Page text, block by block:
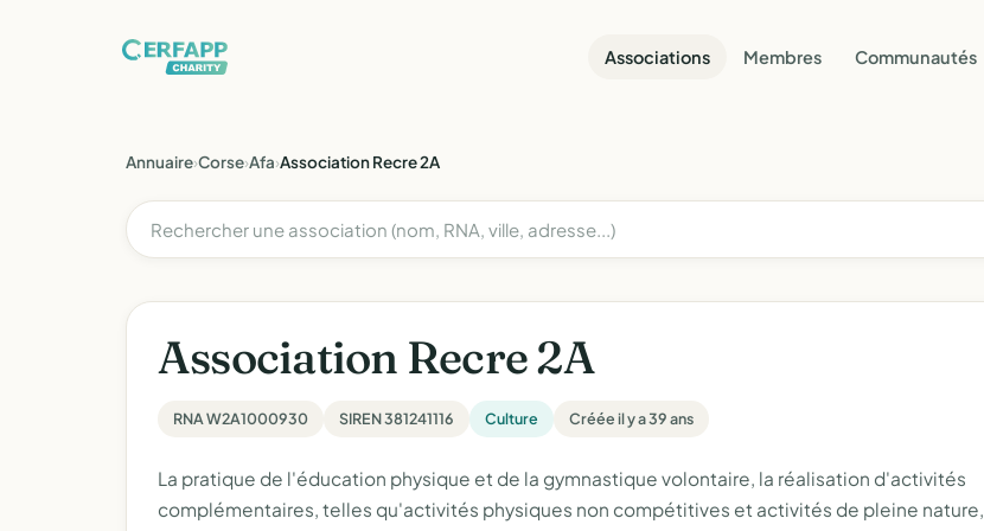
Associations Membres Communautés
Annuaire›Corse›Afa›Association Recre 2A
Association Recre 2A
RNA W2A1000930 SIREN 381241116 Culture Créée il y a 39 ans
La pratique de l'éducation physique et de la gymnastique volontaire, la réalisation d'activités
complémentaires, telles qu'activités physiques non compétitives et activités de pleine nature,